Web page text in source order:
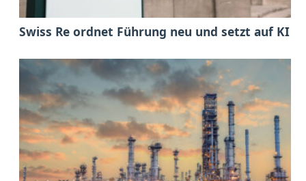
Swiss Re ordnet Führung neu und setzt auf KI